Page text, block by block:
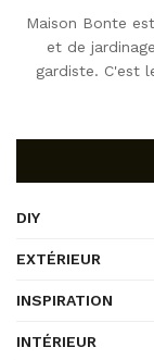
Maison Bonte
et de
gardiste. C'est
DIY
EXTÉRIEUR
INSPIRATION
INTÉRIEUR